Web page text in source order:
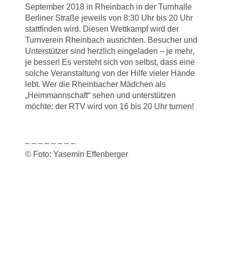
September 2018 in Rheinbach in der Turnhalle
Berliner Straße jeweils von 8:30 Uhr bis 20 Uhr
stattfinden wird. Diesen Wettkampf wird der
Turnverein Rheinbach ausrichten. Besucher und
Unterstützer sind herzlich eingeladen – je mehr,
je besser! Es versteht sich von selbst, dass eine
solche Veranstaltung von der Hilfe vieler Hände
lebt. Wer die Rheinbacher Mädchen als
„Heimmannschaft“ sehen und unterstützen
möchte: der RTV wird von 16 bis 20 Uhr turnen!
– – – – – – – –
© Foto: Yasemin Effenberger